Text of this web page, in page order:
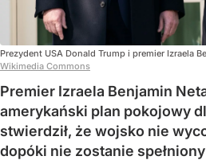
Prezydent USA Donald Trump i premier Izraela
Wikimedia Commons
Premier Izraela Benjamin
amerykański plan pokojowy
stwierdził, że wojsko nie
dopóki nie zostanie